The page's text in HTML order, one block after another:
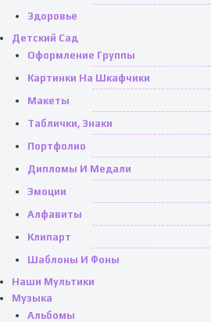
Здоровье
Детский Сад
Оформление Группы
Картинки На Шкафчики
Макеты
Таблички, Знаки
Портфолио
Дипломы И Медали
Эмоции
Алфавиты
Клипарт
Шаблоны И Фоны
Наши Мультики
Музыка
Альбомы